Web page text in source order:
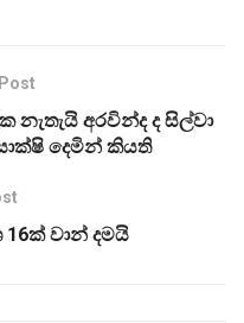
අරවින්ද ද සිල්වා
දෙමින් කියති
16ක් වාන් දමයි